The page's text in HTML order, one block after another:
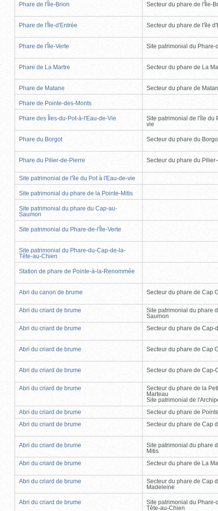
Phare de l'Île-Brion Secteur du phare de l'Île-
Phare de l'Île-d'Entrée Secteur du phare de l'île
Phare de l'Île-Verte Site patrimonial du Phare-
Phare de La Martre Secteur du phare de La
Phare de Matane Secteur du phare de
Phare de Pointe-des-Monts
Phare des Îles-du-Pot-à-l'Eau-de-Vie
Site patrimonial de l'île du
vie
Phare du Borgot Secteur du phare du
Phare du Pilier-de-Pierre Secteur du phare du
Site patrimonial de l'île du Pot à l'Eau-de-vie
Site patrimonial du phare de la Pointe-Mitis
Site patrimonial du phare du Cap-au-
Saumon
Site patrimonial du Phare-de-l'Île-Verte
Site patrimonial du Phare-du-Cap-de-la-
Tête-au-Chien
Station de phare de Pointe-à-la-Renommée
Abri du canon de brume Secteur du phare de Cap
Abri du criard de brume
Site patrimonial du phare
Saumon
Abri du criard de brume
Secteur du phare de Cap-
Abri du criard de brume Secteur du phare de Cap
Abri du criard de brume Secteur du phare de Cap-
Abri du criard de brume
Secteur du phare de la
Marteau
Site patrimonial de
Abri du criard de brume
Secteur du phare de
Abri du criard de brume
Secteur du phare de Cap
Abri du criard de brume
Site patrimonial du phare
Mitis
Abri du criard de brume
Secteur du phare de La
Abri du criard de brume
Secteur du phare de Cap
Madeleine
Abri du criard de brume
Site patrimonial du Phare-
Tête-au-Chien